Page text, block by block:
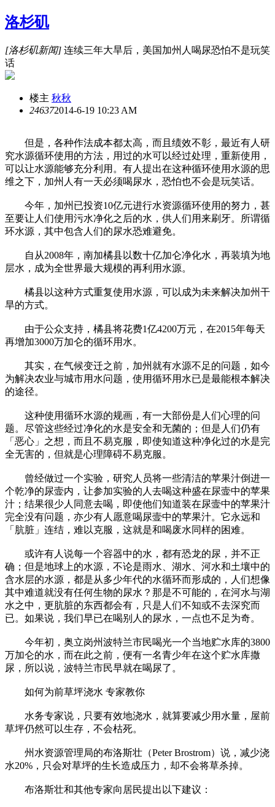
洛杉矶
[洛杉矶新闻] 连续三年大旱后，美国加州人喝尿恐怕不是玩笑
话
楼主 秋秋
246372014-6-19 10:23 AM
但是，各种作法成本都太高，而且绩效不彰，最近有人研
究水源循环使用的方法，用过的水可以经过处理，重新使用，
可以让水源能够充分利用。有人提出在这种循环使用水源的思
维之下，加州人有一天必须喝尿水，恐怕也不会是玩笑话。
今年，加州已投资10亿元进行水资源循环使用的努力，甚
至要让人们使用污水净化之后的水，供人们用来刷牙。所谓循
环水源，其中包含人们的尿水恐难避免。
自从2008年，南加橘县以数十亿加仑净化水，再装填为地
层水，成为全世界最大规模的再利用水源。
橘县以这种方式重复使用水源，可以成为未来解决加州干
旱的方式。
由于公众支持，橘县将花费1亿4200万元，在2015年每天
再增加3000万加仑的循环用水。
其实，在气候变迁之前，加州就有水源不足的问题，如今
为解决农业与城市用水问题，使用循环用水已是最能根本解决
的途径。
这种使用循环水源的规画，有一大部份是人们心理的问
题。尽管这些经过净化的水是安全和无菌的；但是人们仍有
「恶心」之想，而且不易克服，即使知道这种净化过的水是完
全无害的，但就是心理障碍不易克服。
曾经做过一个实验，研究人员将一些清洁的苹果汁倒进一
个乾净的尿壸内，让参加实验的人去喝这种盛在尿壸中的苹果
汁；结果很少人同意去喝，即使他们知道装在尿壸中的苹果汁
完全没有问题，亦少有人愿意喝尿壸中的苹果汁。它永远和
「肮脏」连结，难以克服，这就是和喝废水同样的困难。
或许有人说每一个容器中的水，都有恐龙的尿，并不正
确；但是地球上的水源，不论是雨水、湖水、河水和土壤中的
含水层的水源，都是从多少年代的水循环而形成的，人们想像
其中难道就没有任何生物的尿水？那是不可能的，在河水与湖
水之中，更肮脏的东西都会有，只是人们不知或不去深究而
已。如果说，我们早已在喝别人的尿水，一点也不足为奇。
今年初，奥立岗州波特兰市民喝光一个当地贮水库的3800
万加仑的水，而在此之前，便有一名青少年在这个贮水库撒
尿，所以说，波特兰市民早就在喝尿了。
如何为前草坪浇水 专家教你
水务专家说，只要有效地浇水，就算要减少用水量，屋前
草坪仍然可以生存，不会枯死。
州水资源管理局的布洛斯壮（Peter Brostrom）说，减少浇
水20%，只会对草坪的生长造成压力，却不会将草杀掉。
布洛斯壮和其他专家向居民提出以下建议：